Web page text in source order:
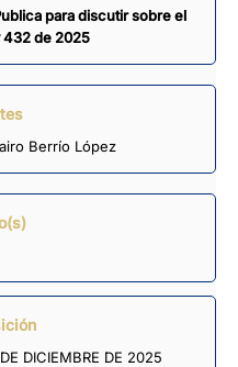
para discutir sobre el
432 de 2025
Berrío López
DICIEMBRE DE 2025